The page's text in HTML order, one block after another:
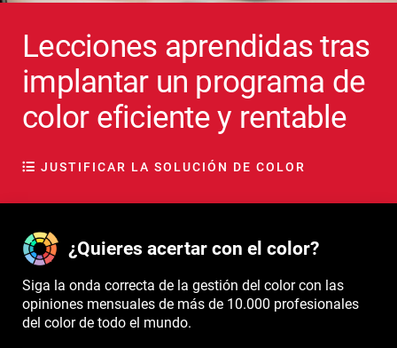
Lecciones aprendidas tras
implantar un programa de
color eficiente y rentable
JUSTIFICAR LA SOLUCIÓN DE COLOR
¿Quieres acertar con el color?
Siga la onda correcta de la gestión del color con las
opiniones mensuales de más de 10.000 profesionales
del color de todo el mundo.